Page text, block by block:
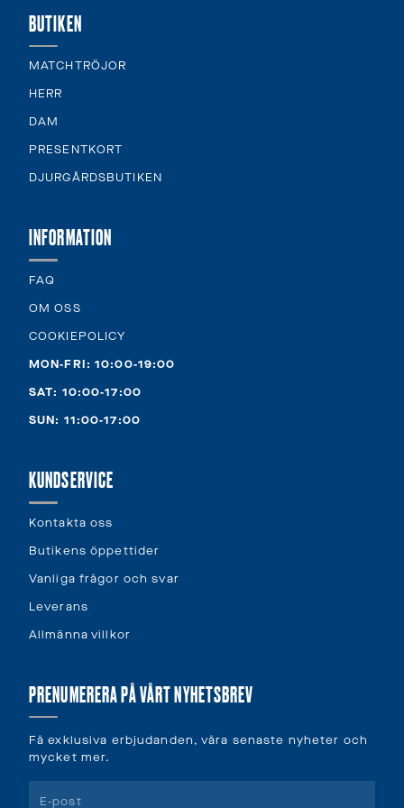
BUTIKEN
MATCHTRÖJOR
HERR
DAM
PRESENTKORT
DJURGÅRDSBUTIKEN
INFORMATION
FAQ
OM OSS
COOKIEPOLICY
MON-FRI: 10:00-19:00
SAT: 10:00-17:00
SUN: 11:00-17:00
KUNDSERVICE
Kontakta oss
Butikens öppettider
Vanliga frågor och svar
Leverans
Allmänna villkor
PRENUMERERA PÅ VÅRT NYHETSBREV
Få exklusiva erbjudanden, våra senaste nyheter och
mycket mer.